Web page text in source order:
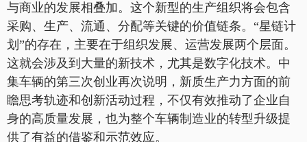
与商业的发展相叠加。这个新型的生产组织将会包含
采购、生产、流通、分配等关键的价值链条。“星链计
划”的存在，主要在于组织发展、运营发展两个层面。
这就会涉及到大量的新技术，尤其是数字化技术。中
集车辆的第三次创业再次说明，新质生产力方面的前
瞻思考轨迹和创新活动过程，不仅有效推动了企业自
身的高质量发展，也为整个车辆制造业的转型升级提
供了有益的借鉴和示范效应。